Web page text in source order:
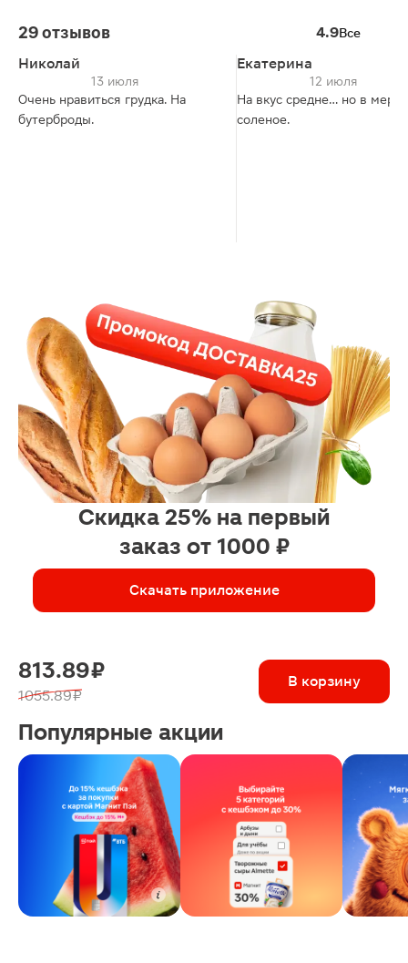
29 отзывов 4.9Все
Николай
13 июля
Очень нравиться грудка. На
бутерброды.
Екатерина
12 июля
На вкус средне… но в меру
соленое.
Скидка 25% на первый
заказ от 1000 ₽
Скачать приложение
813.89 ₽
1055.89 ₽
В корзину
Популярные акции